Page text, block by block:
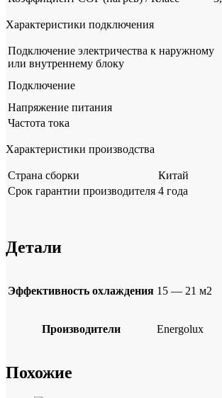
Характеристики подключения
Подключение электричества к наружному
или внутреннему блоку
Подключение
Напряжение питания
Частота тока
Характеристики производства
Страна сборки
Китай
Срок гарантии производителя 4 года
Детали
Эффективность охлаждения 15 — 21 м2
Производители Energolux
Похожие